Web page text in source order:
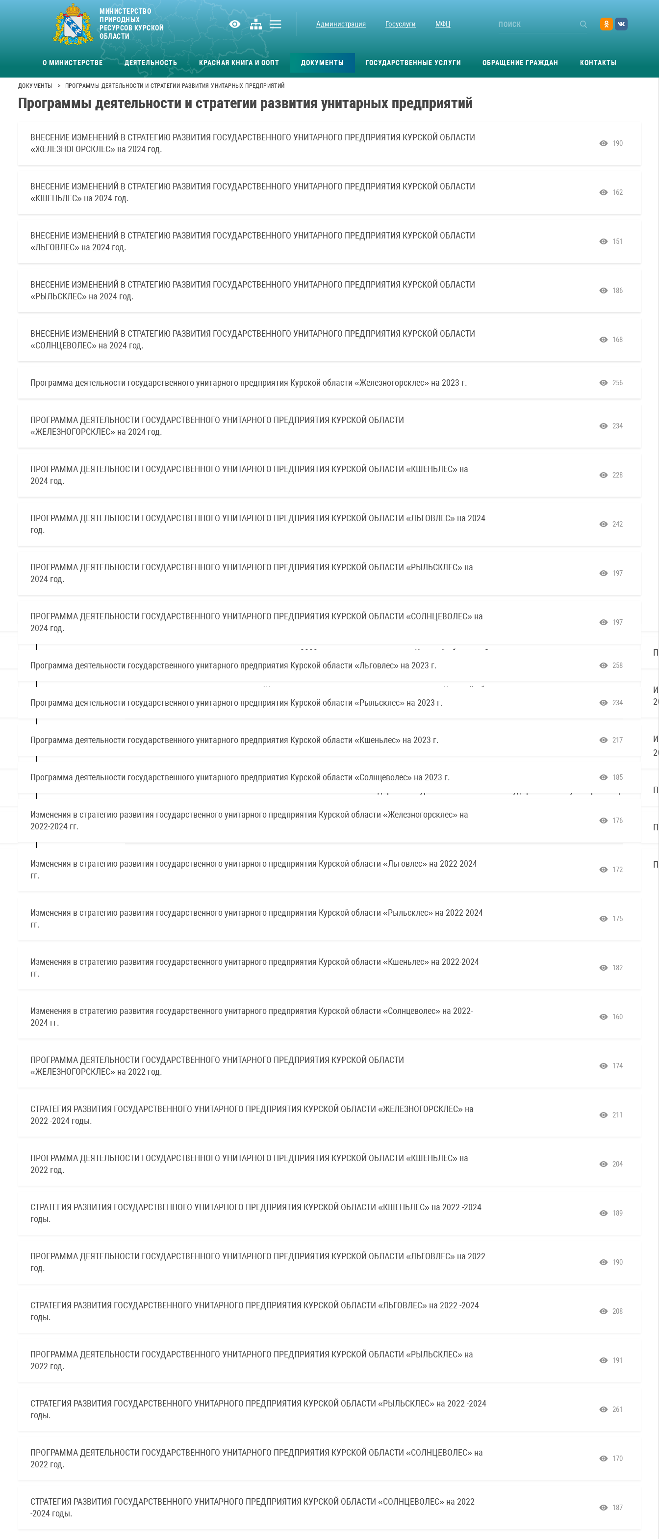
МИНИСТЕРСТВО
ПРИРОДНЫХ
РЕСУРСОВ КУРСКОЙ
ОБЛАСТИ
Администрация Госуслуги МФЦ
О МИНИСТЕРСТВЕ ДЕЯТЕЛЬНОСТЬ КРАСНАЯ КНИГА И ООПТ ДОКУМЕНТЫ ГОСУДАРСТВЕННЫЕ УСЛУГИ ОБРАЩЕНИЕ ГРАЖДАН КОНТАКТЫ
ДОКУМЕНТЫ > ПРОГРАММЫ ДЕЯТЕЛЬНОСТИ И СТРАТЕГИИ РАЗВИТИЯ УНИТАРНЫХ ПРЕДПРИЯТИЙ
Программы деятельности и стратегии развития унитарных предприятий
ВНЕСЕНИЕ ИЗМЕНЕНИЙ В СТРАТЕГИЮ РАЗВИТИЯ ГОСУДАРСТВЕННОГО УНИТАРНОГО ПРЕДПРИЯТИЯ КУРСКОЙ ОБЛАСТИ
«ЖЕЛЕЗНОГОРСКЛЕС» на 2024 год.
190
ВНЕСЕНИЕ ИЗМЕНЕНИЙ В СТРАТЕГИЮ РАЗВИТИЯ ГОСУДАРСТВЕННОГО УНИТАРНОГО ПРЕДПРИЯТИЯ КУРСКОЙ ОБЛАСТИ
«КШЕНЬЛЕС» на 2024 год.
162
ВНЕСЕНИЕ ИЗМЕНЕНИЙ В СТРАТЕГИЮ РАЗВИТИЯ ГОСУДАРСТВЕННОГО УНИТАРНОГО ПРЕДПРИЯТИЯ КУРСКОЙ ОБЛАСТИ
«ЛЬГОВЛЕС» на 2024 год.
151
ВНЕСЕНИЕ ИЗМЕНЕНИЙ В СТРАТЕГИЮ РАЗВИТИЯ ГОСУДАРСТВЕННОГО УНИТАРНОГО ПРЕДПРИЯТИЯ КУРСКОЙ ОБЛАСТИ
«РЫЛЬСКЛЕС» на 2024 год.
186
ВНЕСЕНИЕ ИЗМЕНЕНИЙ В СТРАТЕГИЮ РАЗВИТИЯ ГОСУДАРСТВЕННОГО УНИТАРНОГО ПРЕДПРИЯТИЯ КУРСКОЙ ОБЛАСТИ
«СОЛНЦЕВОЛЕС» на 2024 год.
168
Программа деятельности государственного унитарного предприятия Курской области «Железногорсклес» на 2023 г. 256
ПРОГРАММА ДЕЯТЕЛЬНОСТИ ГОСУДАРСТВЕННОГО УНИТАРНОГО ПРЕДПРИЯТИЯ КУРСКОЙ ОБЛАСТИ
«ЖЕЛЕЗНОГОРСКЛЕС» на 2024 год.
234
ПРОГРАММА ДЕЯТЕЛЬНОСТИ ГОСУДАРСТВЕННОГО УНИТАРНОГО ПРЕДПРИЯТИЯ КУРСКОЙ ОБЛАСТИ «КШЕНЬЛЕС» на
2024 год.
228
ПРОГРАММА ДЕЯТЕЛЬНОСТИ ГОСУДАРСТВЕННОГО УНИТАРНОГО ПРЕДПРИЯТИЯ КУРСКОЙ ОБЛАСТИ «ЛЬГОВЛЕС» на 2024
год.
242
ПРОГРАММА ДЕЯТЕЛЬНОСТИ ГОСУДАРСТВЕННОГО УНИТАРНОГО ПРЕДПРИЯТИЯ КУРСКОЙ ОБЛАСТИ «РЫЛЬСКЛЕС» на
2024 год.
197
ПРОГРАММА ДЕЯТЕЛЬНОСТИ ГОСУДАРСТВЕННОГО УНИТАРНОГО ПРЕДПРИЯТИЯ КУРСКОЙ ОБЛАСТИ «СОЛНЦЕВОЛЕС» на
2024 год.
197
Программа деятельности государственного унитарного предприятия Курской области «Льговлес» на 2023 г. 258
Программа деятельности государственного унитарного предприятия Курской области «Рыльсклес» на 2023 г. 234
Программа деятельности государственного унитарного предприятия Курской области «Кшеньлес» на 2023 г. 217
Программа деятельности государственного унитарного предприятия Курской области «Солнцеволес» на 2023 г. 185
Изменения в стратегию развития государственного унитарного предприятия Курской области «Железногорсклес» на
2022-2024 гг.
176
Изменения в стратегию развития государственного унитарного предприятия Курской области «Льговлес» на 2022-2024
гг.
172
Изменения в стратегию развития государственного унитарного предприятия Курской области «Рыльсклес» на 2022-2024
гг.
175
Изменения в стратегию развития государственного унитарного предприятия Курской области «Кшеньлес» на 2022-2024
гг.
182
Изменения в стратегию развития государственного унитарного предприятия Курской области «Солнцеволес» на 2022-
2024 гг.
160
ПРОГРАММА ДЕЯТЕЛЬНОСТИ ГОСУДАРСТВЕННОГО УНИТАРНОГО ПРЕДПРИЯТИЯ КУРСКОЙ ОБЛАСТИ
«ЖЕЛЕЗНОГОРСКЛЕС» на 2022 год.
174
СТРАТЕГИЯ РАЗВИТИЯ ГОСУДАРСТВЕННОГО УНИТАРНОГО ПРЕДПРИЯТИЯ КУРСКОЙ ОБЛАСТИ «ЖЕЛЕЗНОГОРСКЛЕС» на
2022 -2024 годы.
211
ПРОГРАММА ДЕЯТЕЛЬНОСТИ ГОСУДАРСТВЕННОГО УНИТАРНОГО ПРЕДПРИЯТИЯ КУРСКОЙ ОБЛАСТИ «КШЕНЬЛЕС» на
2022 год.
204
СТРАТЕГИЯ РАЗВИТИЯ ГОСУДАРСТВЕННОГО УНИТАРНОГО ПРЕДПРИЯТИЯ КУРСКОЙ ОБЛАСТИ «КШЕНЬЛЕС» на 2022 -2024
годы.
189
ПРОГРАММА ДЕЯТЕЛЬНОСТИ ГОСУДАРСТВЕННОГО УНИТАРНОГО ПРЕДПРИЯТИЯ КУРСКОЙ ОБЛАСТИ «ЛЬГОВЛЕС» на 2022
год.
190
СТРАТЕГИЯ РАЗВИТИЯ ГОСУДАРСТВЕННОГО УНИТАРНОГО ПРЕДПРИЯТИЯ КУРСКОЙ ОБЛАСТИ «ЛЬГОВЛЕС» на 2022 -2024
годы.
208
ПРОГРАММА ДЕЯТЕЛЬНОСТИ ГОСУДАРСТВЕННОГО УНИТАРНОГО ПРЕДПРИЯТИЯ КУРСКОЙ ОБЛАСТИ «РЫЛЬСКЛЕС» на
2022 год.
191
СТРАТЕГИЯ РАЗВИТИЯ ГОСУДАРСТВЕННОГО УНИТАРНОГО ПРЕДПРИЯТИЯ КУРСКОЙ ОБЛАСТИ «РЫЛЬСКЛЕС» на 2022 -2024
годы.
261
ПРОГРАММА ДЕЯТЕЛЬНОСТИ ГОСУДАРСТВЕННОГО УНИТАРНОГО ПРЕДПРИЯТИЯ КУРСКОЙ ОБЛАСТИ «СОЛНЦЕВОЛЕС» на
2022 год.
170
СТРАТЕГИЯ РАЗВИТИЯ ГОСУДАРСТВЕННОГО УНИТАРНОГО ПРЕДПРИЯТИЯ КУРСКОЙ ОБЛАСТИ «СОЛНЦЕВОЛЕС» на 2022
-2024 годы.
187